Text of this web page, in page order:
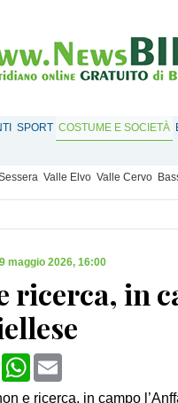
SPORT COSTUME E SOCIETÀ
Valle Elvo Valle Cervo
maggio 2026, 16:00
ricerca, in
Print WhatsApp